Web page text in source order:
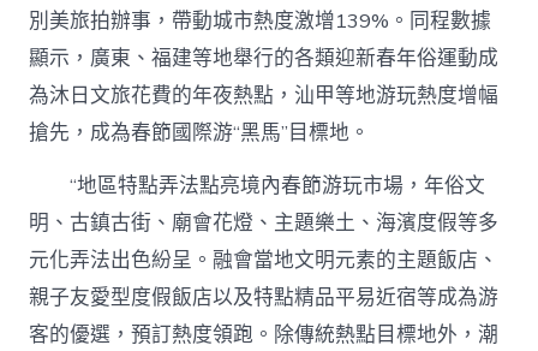
別美旅拍辦事，帶動城市熱度激增139%。同程數據
顯示，廣東、福建等地舉行的各類迎新春年俗運動成
為沐日文旅花費的年夜熱點，汕甲等地游玩熱度增幅
搶先，成為春節國際游“黑馬”目標地。
“地區特點弄法點亮境內春節游玩市場，年俗文
明、古鎮古街、廟會花燈、主題樂土、海濱度假等多
元化弄法出色紛呈。融會當地文明元素的主題飯店、
親子友愛型度假飯店以及特點精品平易近宿等成為游
客的優選，預訂熱度領跑。除傳統熱點目標地外，潮